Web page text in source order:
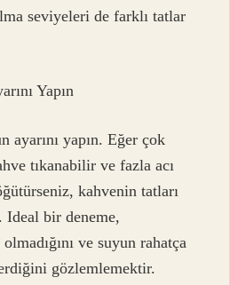
seviyeleri de farklı tatlar
Yapın
ayarını yapın. Eğer çok
tıkanabilir ve fazla acı
kahvenin tatları
Ideal bir deneme,
ve suyun rahatça
gözlemlemektir.